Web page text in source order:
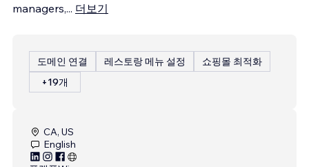
managers,... 더보기
도메인 연결 레스토랑 메뉴 설정
쇼핑몰 최적화
+19개
CA, US
English